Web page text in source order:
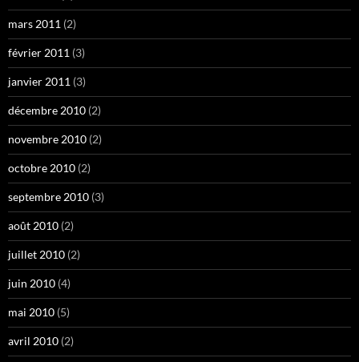
mars 2011 (2)
février 2011 (3)
janvier 2011 (3)
décembre 2010 (2)
novembre 2010 (2)
octobre 2010 (2)
septembre 2010 (3)
août 2010 (2)
juillet 2010 (2)
juin 2010 (4)
mai 2010 (5)
avril 2010 (2)